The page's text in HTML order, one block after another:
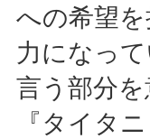
への希望
力になっ
言う部分を
『タイタ